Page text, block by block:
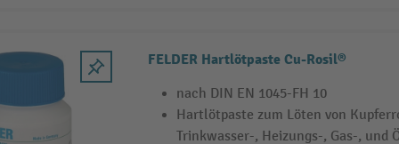
FELDER Hartlötpaste Cu-Rosil®
nach DIN EN 1045-FH 10
Hartlötpaste zum Löten von
Trinkwasser-, Heizungs-, Gas-, und